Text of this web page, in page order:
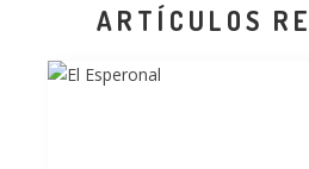
ARTÍCULOS